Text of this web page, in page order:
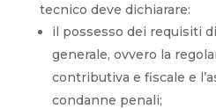
tecnico deve dichiarare:
il possesso dei requisiti
generale, ovvero la
contributiva e fiscale e
condanne penali;